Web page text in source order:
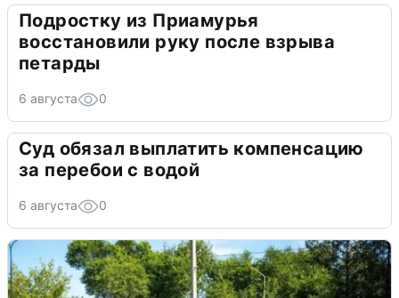
Подростку из Приамурья
восстановили руку после взрыва
петарды
6 августа 0
Суд обязал выплатить компенсацию
за перебои с водой
6 августа 0